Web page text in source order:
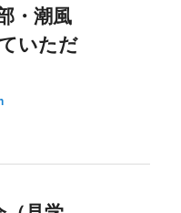
・潮風
いただ